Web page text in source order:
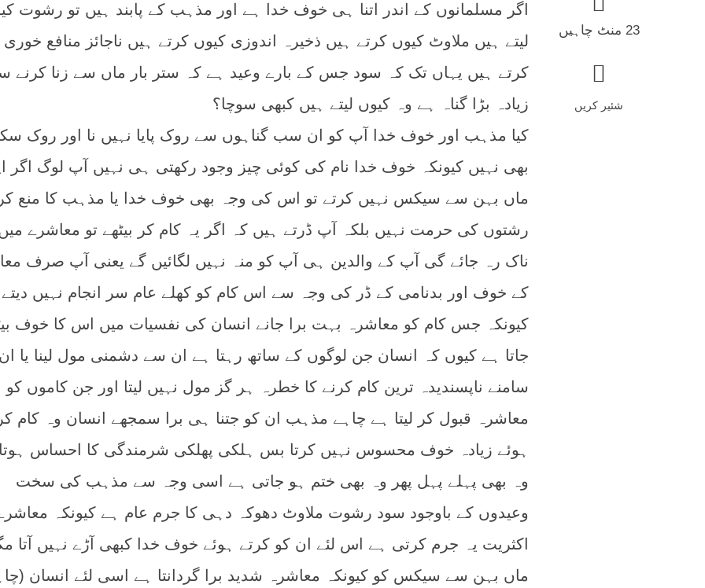
23 منٹ چاہیں
شئیر کریں
اگر مسلمانوں کے اندر اتنا ہی خوف خدا ہے اور مذہب کے پابند ہیں تو رشوت
لیتے ہیں ملاوٹ کیوں کرتے ہیں ذخیرہ اندوزی کیوں کرتے ہیں ناجائز منافع
کرتے ہیں یہاں تک کہ سود جس کے بارے وعید ہے کہ ستر بار ماں سے زنا کرنے
زیادہ بڑا گناہ ہے وہ کیوں لیتے ہیں کبھی سوچا؟
کیا مذہب اور خوف خدا آپ کو ان سب گناہوں سے روک پایا نہیں نا اور روک
بھی نہیں کیونکہ خوف خدا نام کی کوئی چیز وجود رکھتی ہی نہیں آپ لوگ اگر
ماں بہن سے سیکس نہیں کرتے تو اس کی وجہ بھی خوف خدا یا مذہب کا منع
رشتوں کی حرمت نہیں بلکہ آپ ڈرتے ہیں کہ اگر یہ کام کر بیٹھے تو معاشرے میں
ناک رہ جائے گی آپ کے والدین ہی آپ کو منہ نہیں لگائیں گے یعنی آپ صرف
کے خوف اور بدنامی کے ڈر کی وجہ سے اس کام کو کھلے عام سر انجام نہیں دیتے
کیونکہ جس کام کو معاشرہ بہت برا جانے انسان کی نفسیات میں اس کا خوف
جاتا ہے کیوں کہ انسان جن لوگوں کے ساتھ رہتا ہے ان سے دشمنی مول لینا یا
سامنے ناپسندیدہ ترین کام کرنے کا خطرہ ہر گز مول نہیں لیتا اور جن کاموں کو
معاشرہ قبول کر لیتا ہے چاہے مذہب ان کو جتنا ہی برا سمجھے انسان وہ کام
ہوئے زیادہ خوف محسوس نہیں کرتا بس ہلکی پھلکی شرمندگی کا احساس
وہ بھی پہلے پہل پھر وہ بھی ختم ہو جاتی ہے اسی وجہ سے مذہب کی سخت
وعیدوں کے باوجود سود رشوت ملاوٹ دھوکہ دہی کا جرم عام ہے کیونکہ
اکثریت یہ جرم کرتی ہے اس لئے ان کو کرتے ہوئے خوف خدا کبھی آڑے نہیں آتا
ماں بہن سے سیکس کو کیونکہ معاشرہ شدید برا گردانتا ہے اسی لئے انسان